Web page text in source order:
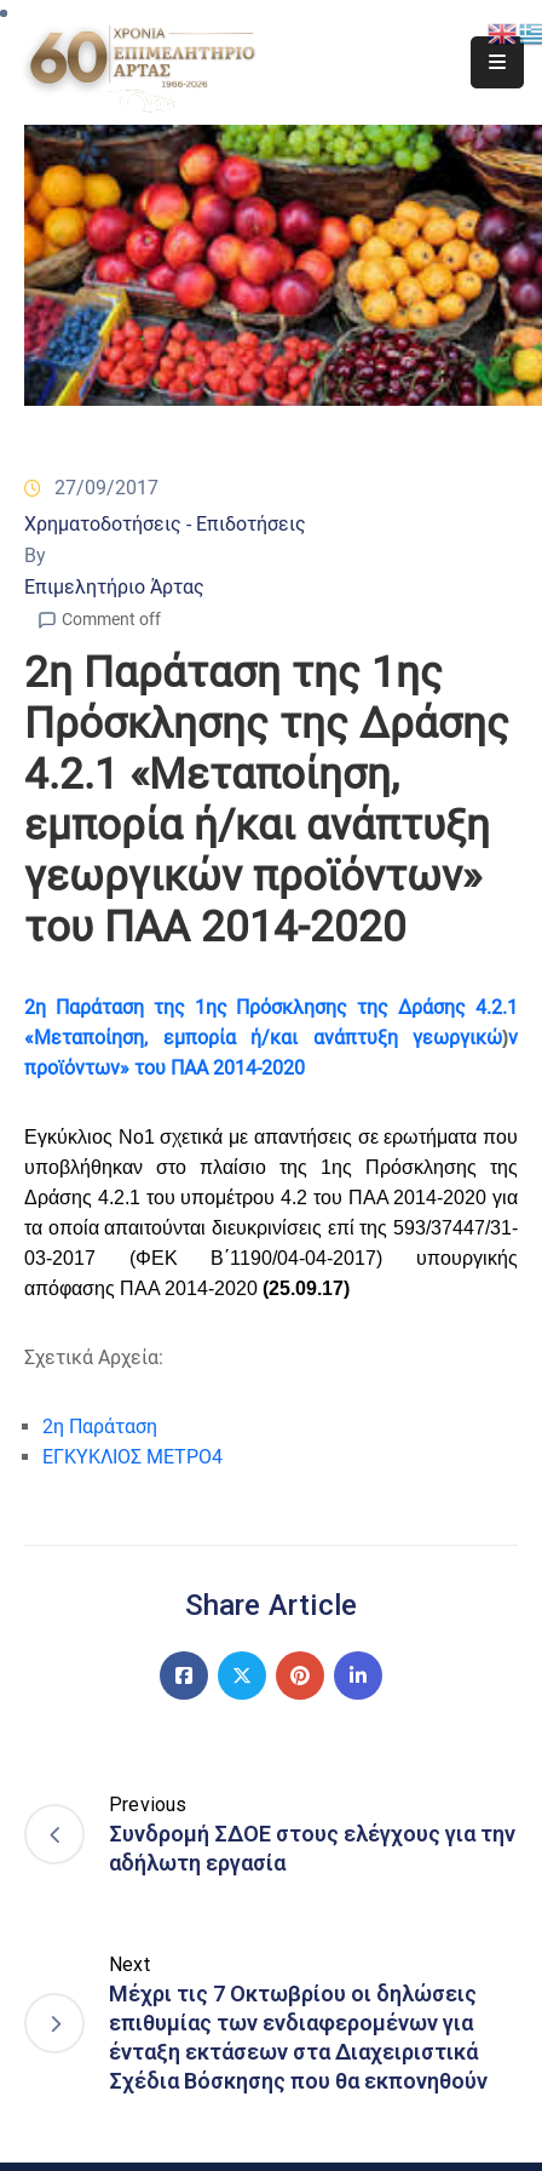
27/09/2017
Χρηματοδοτήσεις - Επιδοτήσεις
By
Επιμελητήριο Άρτας
Comment off
2η Παράταση της 1ης
Πρόσκλησης της Δράσης
4.2.1 «Μεταποίηση,
εμπορία ή/και ανάπτυξη
γεωργικών προϊόντων»
του ΠΑΑ 2014-2020
2η Παράταση της 1ης Πρόσκλησης της Δράσης 4.2.1
«Μεταποίηση, εμπορία ή/και ανάπτυξη γεωργικώ)ν
προϊόντων» του ΠΑΑ 2014-2020
Εγκύκλιος Νο1 σχετικά με απαντήσεις σε ερωτήματα που
υποβλήθηκαν στο πλαίσιο της 1ης Πρόσκλησης της
Δράσης 4.2.1 του υπομέτρου 4.2 του ΠΑΑ 2014-2020 για
τα οποία απαιτούνται διευκρινίσεις επί της 593/37447/31-
03-2017 (ΦΕΚ Β΄1190/04-04-2017) υπουργικής
απόφασης ΠΑΑ 2014-2020 (25.09.17)
Σχετικά Αρχεία:
2η Παράταση
ΕΓΚΥΚΛΙΟΣ ΜΕΤΡΟ4
Share Article
Previous
Συνδρομή ΣΔΟΕ στους ελέγχους για την
αδήλωτη εργασία
Next
Μέχρι τις 7 Οκτωβρίου οι δηλώσεις
επιθυμίας των ενδιαφερομένων για
ένταξη εκτάσεων στα Διαχειριστικά
Σχέδια Βόσκησης που θα εκπονηθούν